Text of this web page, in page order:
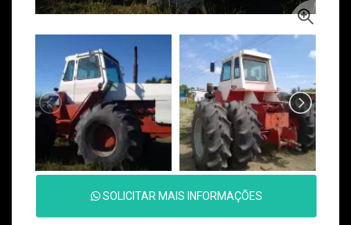
SOLICITAR MAIS INFORMAÇÕES